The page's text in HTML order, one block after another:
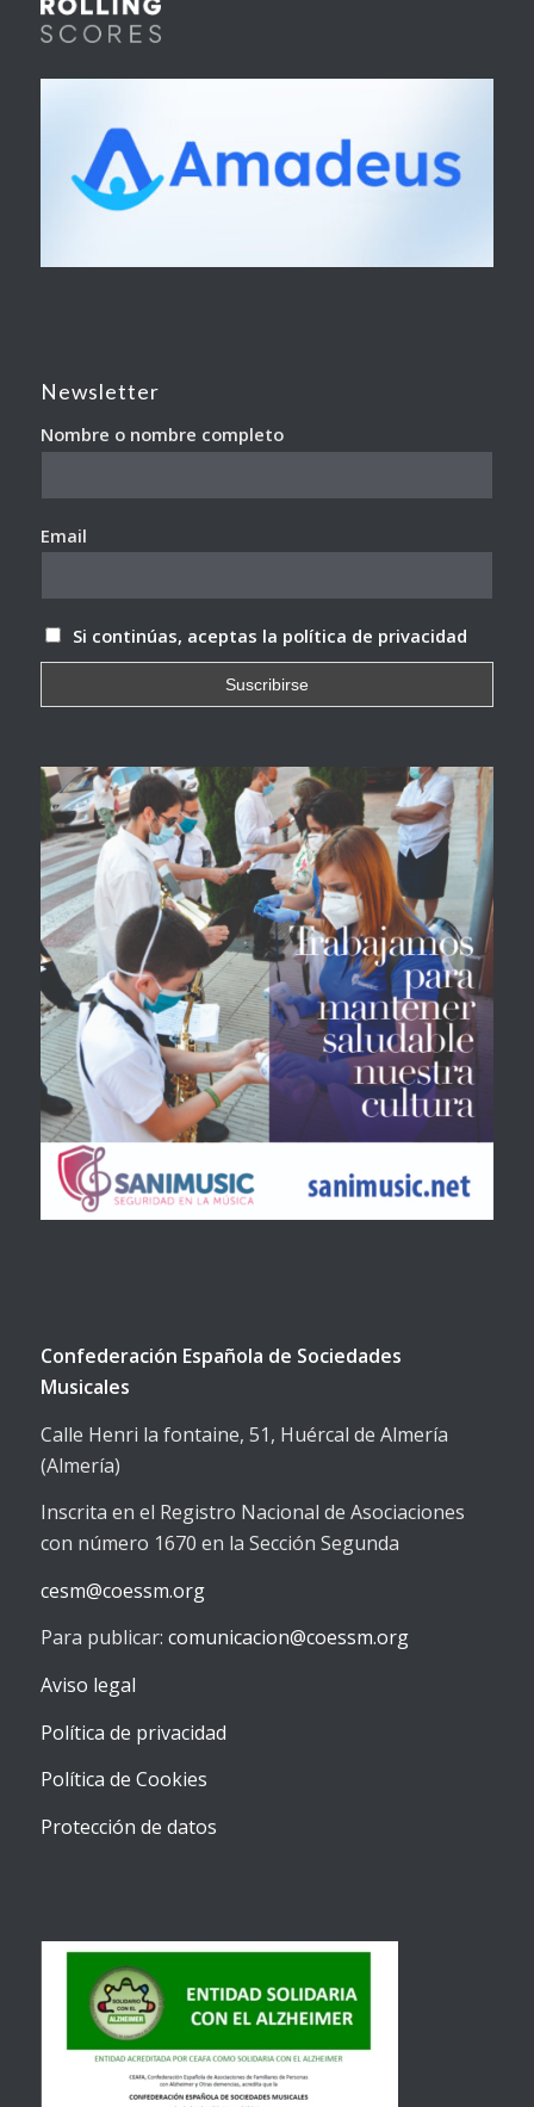
Newsletter
Nombre o nombre completo
Email
Si continúas, aceptas la política de privacidad
Confederación Española de Sociedades
Musicales
Calle Henri la fontaine, 51, Huércal de Almería
(Almería)
Inscrita en el Registro Nacional de Asociaciones
con número 1670 en la Sección Segunda
cesm@coessm.org
Para publicar: comunicacion@coessm.org
Aviso legal
Política de privacidad
Política de Cookies
Protección de datos